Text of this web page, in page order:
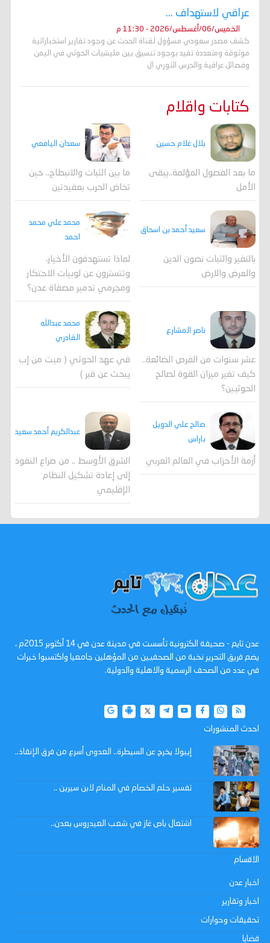
عراقي لاستهداف ...
الخميس/06/أغسطس/2026 - 11:30 م
كشف مصدر سعودي مسؤول لقناة الحدث عن وجود تقارير استخباراتية
موثوقة ومتعددة تفيد بوجود تنسيق بين مليشيات الحوثي في اليمن
وفصائل عراقية والحرس الثوري ال
كتابات واقلام
بلال غلام حسين
ما بعد الفصول المؤلمة..يبقى
الأمل
سعدان اليافعي
ما بين الثبات والانبطاح.. حين
تخاض الحرب بعقيدتين
سعيد أحمد بن اسحاق
بالنفير والثبات نصون الدين
والعرض والارض
محمد علي محمد
احمد
لماذا تستهدفون الأخيار،
وتتسترون عن لوبيات الاحتكار
ومجرمي تدمير مصفاة عدن؟
ناصر المشارع
عشر سنوات من الفرص الضائعة..
كيف تغير ميزان القوة لصالح
الحوثيين؟
محمد عبدالله
القادري
في عهد الحوثي ( ميت من إب
يبحث عن قبر )
صالح علي الدويل
باراس
أزمة الأحزاب في العالم العربي
عبدالكريم أحمد سعيد
الشرق الأوسط .. من صراع النفوذ
إلى إعادة تشكيل النظام
الإقليمي
عدن تايم - صحيفة الكترونية تأسست في مدينة عدن في 14 أكتوبر 2015م ،
يضم فريق التحرير نخبة من الصحفيين من المؤهلين جامعيا واكتسبوا خبرات
في عدد من الصحف الرسمية والاهلية والدولية.
احدث المنشورات
إيبولا يخرج عن السيطرة.. العدوى أسرع من فرق الإنقاذ..
تفسير حلم الخصام في المنام لابن سيرين ..
اشتعال باص غاز في شعب العيدروس بعدن..
الاقسام
اخبار عدن
اخبار وتقارير
تحقيقات وحوارات
قضايا